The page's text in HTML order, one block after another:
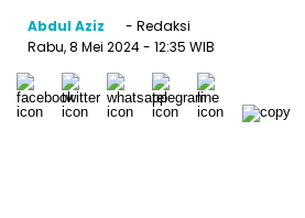
Abdul Aziz
- Redaksi
Rabu, 8 Mei 2024- 12:35 WIB